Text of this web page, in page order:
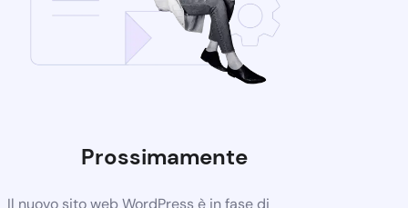
Prossimamente
Il nuovo sito web WordPress è in fase di